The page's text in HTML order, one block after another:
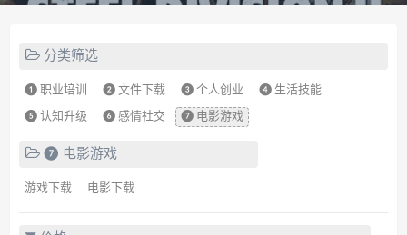
分类筛选
❶ 职业培训 ❷ 文件下载 ❸ 个人创业 ❹ 生活技能
❺ 认知升级 ❻ 感情社交 ❼ 电影游戏
❼ 电影游戏
游戏下载 电影下载